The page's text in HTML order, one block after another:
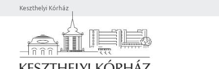
Keszthelyi Kórház